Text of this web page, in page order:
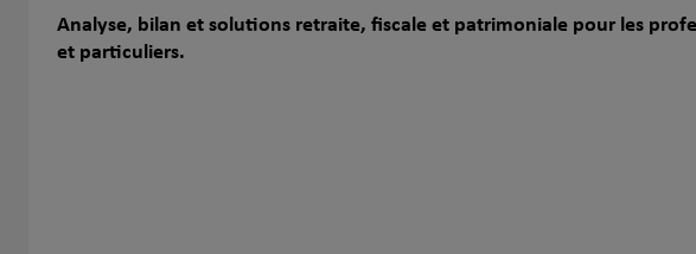
Analyse, bilan et solutions retraite, fiscale et patrimoniale pour les
et particuliers.